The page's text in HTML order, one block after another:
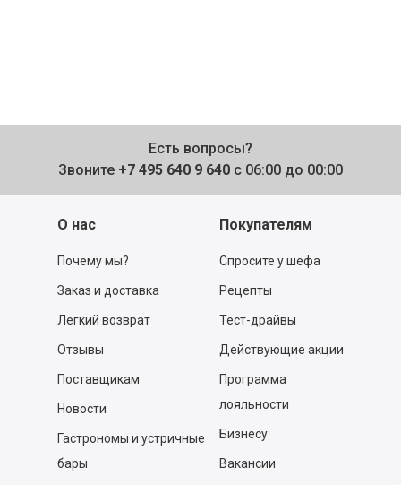
Есть вопросы?
Звоните +7 495 640 9 640 с 06:00 до 00:00
О нас
Почему мы?
Заказ и доставка
Легкий возврат
Отзывы
Поставщикам
Новости
Гастрономы и устричные
бары
Покупателям
Спросите у шефа
Рецепты
Тест-драйвы
Действующие акции
Программа
лояльности
Бизнесу
Вакансии